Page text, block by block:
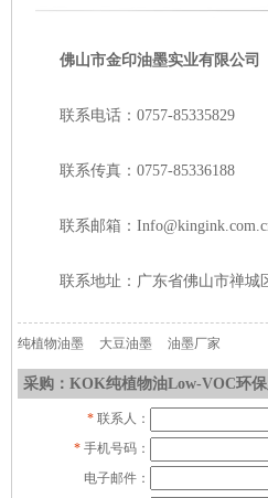
佛山市金印油墨实业有限公司
联系电话：0757-85335829
联系传真：0757-85336188
联系邮箱：
联系地址：广东省佛山市禅城
纯植物油墨 大豆油墨 油墨厂家
采购：KOK纯植物油Low-VOC环
* 联系人：
* 手机号码：
电子邮件：